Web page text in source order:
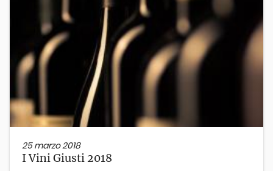
25 marzo 2018
I Vini Giusti 2018